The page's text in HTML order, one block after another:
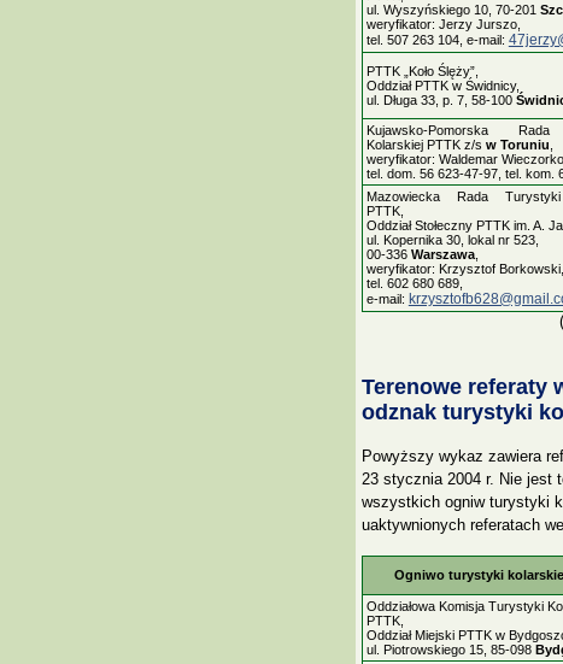
ul. Wyszyńskiego 10, 70-201
weryfikator: Jerzy Jurszo,
tel. 507 263 104, e-mail:
PTTK „Koło Ślęży”,
Oddział PTTK w Świdnicy,
ul. Długa 33, p. 7, 58-100
Kujawsko-Pomorska
Kolarskiej PTTK z/s w Toruniu
weryfikator: Waldemar
tel. dom. 56 623-47-97, tel. kom.
Mazowiecka Rada
PTTK,
Oddział Stołeczny PTTK im. A.
ul. Kopernika 30, lokal nr 523,
00-336 Warszawa,
weryfikator: Krzysztof Borkowski,
tel. 602 680 689,
e-mail:
Terenowe referaty
odznak turystyki
Powyższy wykaz zawiera
23 stycznia 2004 r. Nie jest
wszystkich ogniw turystyki
uaktywnionych referatach
Ogniwo turystyki
Oddziałowa Komisja Turystyki
PTTK,
Oddział Miejski PTTK w
ul. Piotrowskiego 15, 85-098